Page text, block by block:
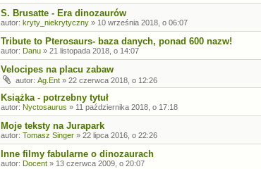
S. Brusatte - Era dinozaurów
autor: kryty_niekrytyczny » 10 września 2018, o 06:07
Tribute to Pterosaurs- baza danych, ponad 600 nazw!
autor: Danu » 21 listopada 2018, o 14:07
Velocipes na placu zabaw
autor: Ag.Ent » 22 czerwca 2018, o 12:26
Książka - potrzebny tytuł
autor: Nyctosaurus » 11 października 2018, o 17:18
Moje teksty na Jurapark
autor: Tomasz Singer » 22 lipca 2016, o 22:26
Inne filmy fabularne o dinozaurach
autor: Docent » 13 czerwca 2009, o 20:07